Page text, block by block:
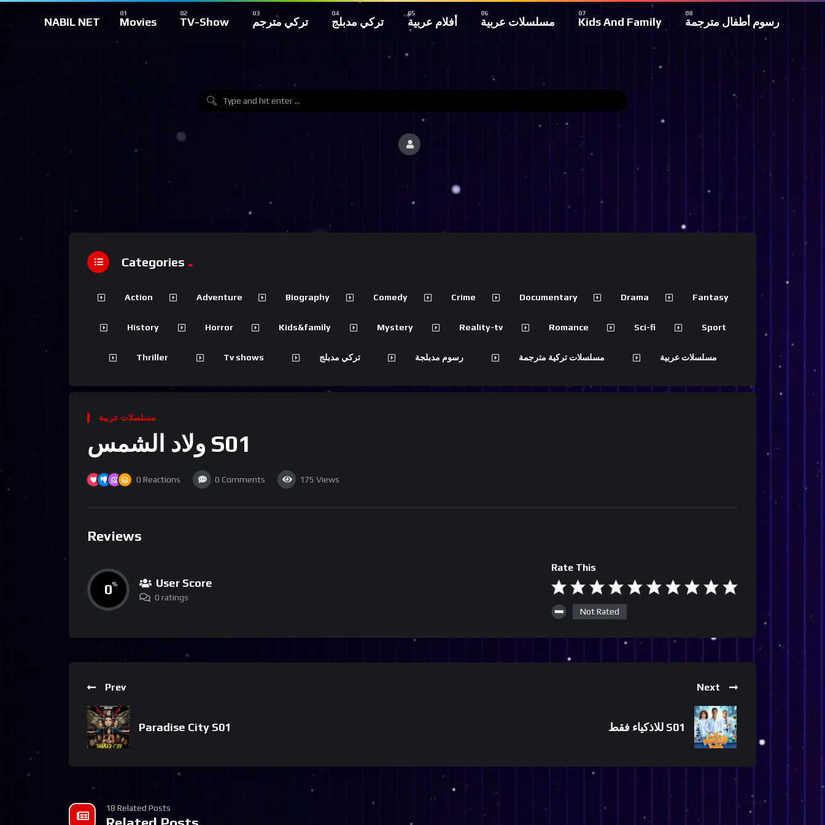
NABIL NET Movies TV-Show تركي مترجم تركي مدبلج أفلام عربية مسلسلات عربية Kids And Family رسوم أطفال مترجمة
مسلسلات عربية
ولاد الشمس S01
0 Reactions 0 Comments 175 Views
Reviews
0% User Score
0 ratings
Rate This
Not Rated
Prev
Paradise City S01
Next
للاذكياء فقط S01
18 Related Posts
Categories
Action Adventure Biography Comedy Crime Documentary Drama Fantasy
History Horror Kids&family Mystery Reality-tv Romance Sci-fi Sport
Thriller Tv shows تركي مدبلج رسوم مدبلجة مسلسلات تركية مترجمة مسلسلات عربية